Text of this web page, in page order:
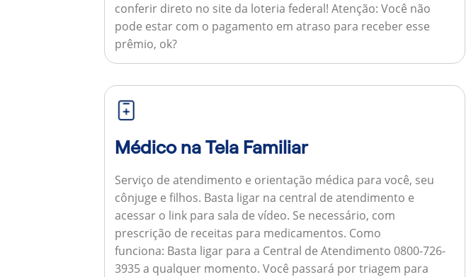
conferir direto no site da loteria federal!Atenção: Você não
pode estar com o pagamento em atraso para receber esse
prêmio, ok?
Médico na Tela Familiar
Serviço de atendimento e orientação médica para você, seu
cônjuge e filhos. Basta ligar na central de atendimento e
acessar o link para sala de vídeo. Se necessário, com
prescrição de receitas para medicamentos. Como
funciona: Basta ligar para a Central de Atendimento 0800-726-
3935 a qualquer momento. Você passará por triagem para